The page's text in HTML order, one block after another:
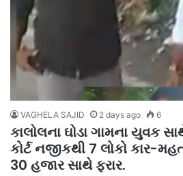
VAGHELA SAJID 2 days ago 6
કાલોલના ઘોડા ગામના યુવક
કોર્ટ નજીકથી 7 લોકો કાર-
30 હજાર સાથે ફરાર.